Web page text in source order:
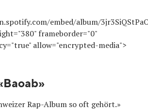
embed/album/
frameborder="0"
allow="encrypted-media">
Rap-Album so oft gehört.»